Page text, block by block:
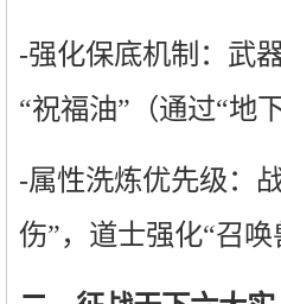
-强化保底机制：武
“祝福油”（通过“地
-属性洗炼优先级：
伤”，道士强化“召唤